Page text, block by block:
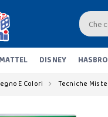
MATTEL DISNEY HASBRO
E Colori Tecniche Miste